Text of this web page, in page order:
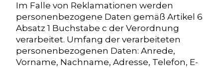
Im Falle von Reklamationen werden
personenbezogene Daten gemäß Artikel 6
Absatz 1 Buchstabe c der Verordnung
verarbeitet. Umfang der verarbeiteten
personenbezogenen Daten: Anrede,
Vorname, Nachname, Adresse, Telefon, E-